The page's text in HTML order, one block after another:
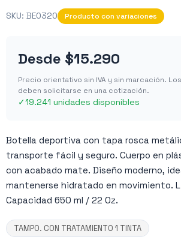
SKU: BE0320 Producto con variaciones
Desde $15.290
Precio orientativo sin IVA y sin marcación.
deben solicitarse en una cotización.
✓19.241 unidades disponibles
Botella deportiva con tapa rosca
transporte fácil y seguro. Cuerpo en
con acabado mate. Diseño moderno,
mantenerse hidratado en movimiento.
Capacidad 650 ml / 22 Oz.
TAMPO. CON TRATAMIENTO 1 TINTA